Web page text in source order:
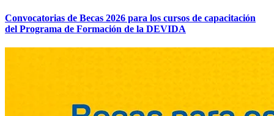
Convocatorias de Becas 2026 para los cursos de capacitación
del Programa de Formación de la DEVIDA